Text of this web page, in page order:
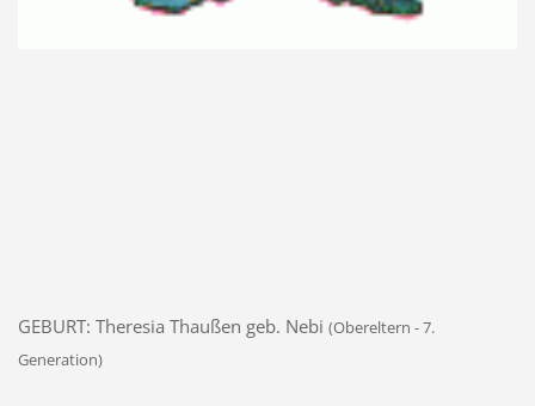
GEBURT: Theresia Thaußen geb. Nebi (Obereltern - 7.
Generation)